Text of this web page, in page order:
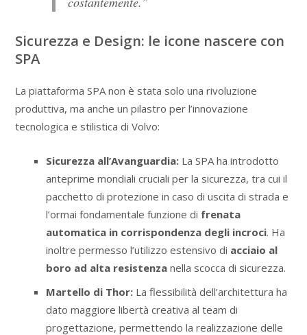
Sicurezza e Design: le icone nascere con
SPA
La piattaforma SPA non è stata solo una rivoluzione
produttiva, ma anche un pilastro per l’innovazione
tecnologica e stilistica di Volvo:
Sicurezza all’Avanguardia:La SPA ha introdotto
anteprime mondiali cruciali per la sicurezza, tra cui il
pacchetto di protezione in caso di uscita di strada e
l’ormai fondamentale funzione di frenata
automatica in corrispondenza degli incroci. Ha
inoltre permesso l’utilizzo estensivo di acciaio al
boro ad alta resistenzanella scocca di sicurezza.
Martello di Thor:La flessibilità dell’architettura ha
dato maggiore libertà creativa al team di
progettazione, permettendo la realizzazione delle